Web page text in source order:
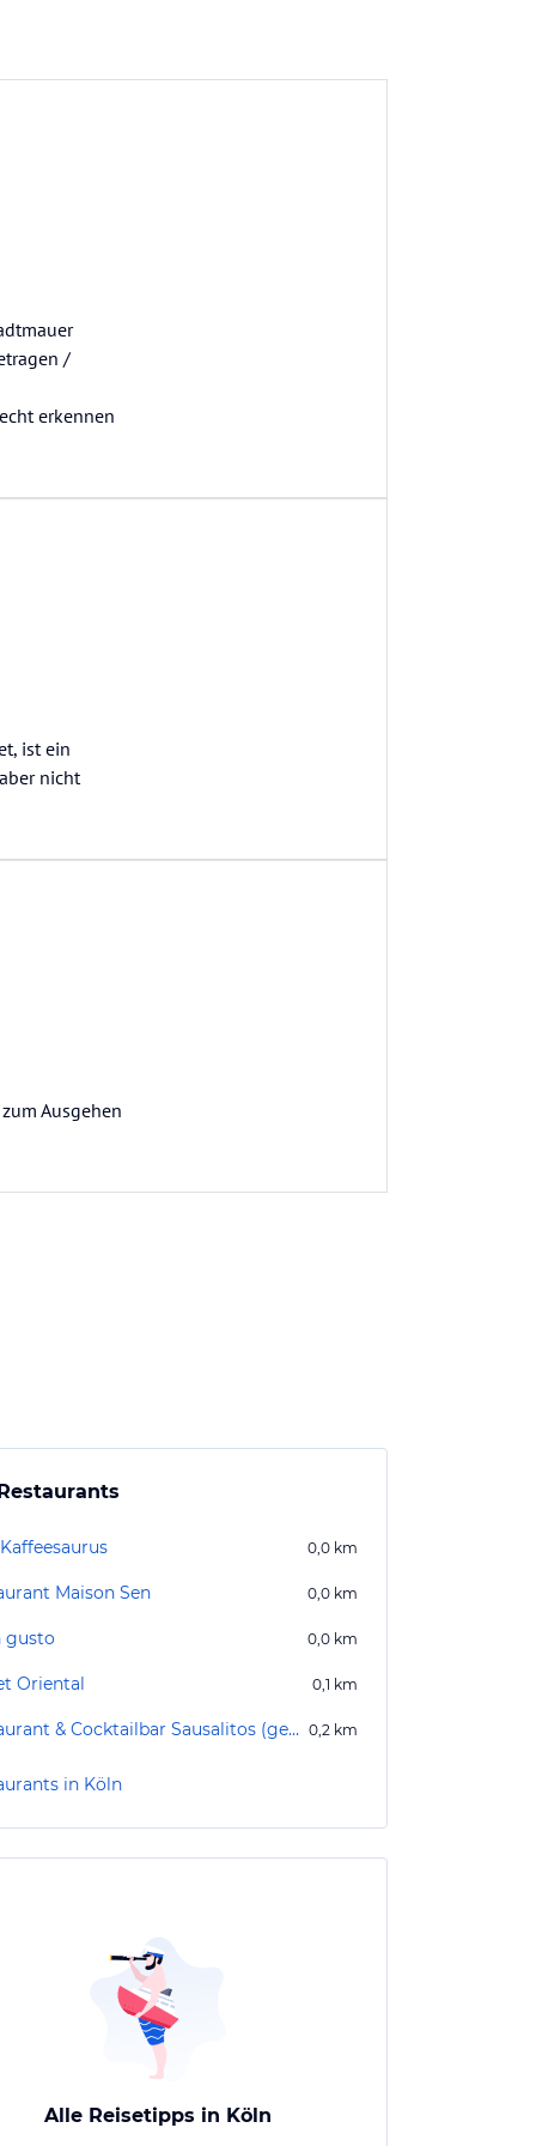
/
erkennen
ist ein
nicht
Ausgehen
0,0 km
Maison Sen 0,0 km
gusto 0,0 km
Oriental 0,1 km
Restaurant & Cocktailbar Sausalitos (geschlossen) 0,2 km
in Köln
Alle Reisetipps in Köln